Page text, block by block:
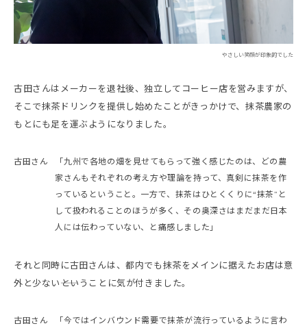
やさしい笑顔が印象的でした
古田さんはメーカーを退社後、独立してコーヒー店を営みますが、
そこで抹茶ドリンクを提供し始めたことがきっかけで、抹茶農家の
もとにも足を運ぶようになりました。
古田さん
「九州で各地の畑を見せてもらって強く感じたのは、どの農
家さんもそれぞれの考え方や理論を持って、真剣に抹茶を作
っているということ。一方で、抹茶はひとくくりに“抹茶”と
して扱われることのほうが多く、その奥深さはまだまだ日本
人には伝わっていない、と痛感しました」
それと同時に古田さんは、都内でも抹茶をメインに据えたお店は意
外と少ない――ということに気が付きました。
古田さん
「今ではインバウンド需要で抹茶が流行っているように言わ